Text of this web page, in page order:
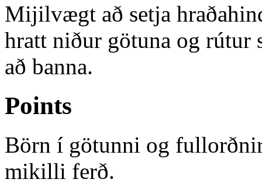
Mijilvægt að setja
hratt niður götuna og rútur
að banna.
Points
Börn í götunni og
mikilli ferð.